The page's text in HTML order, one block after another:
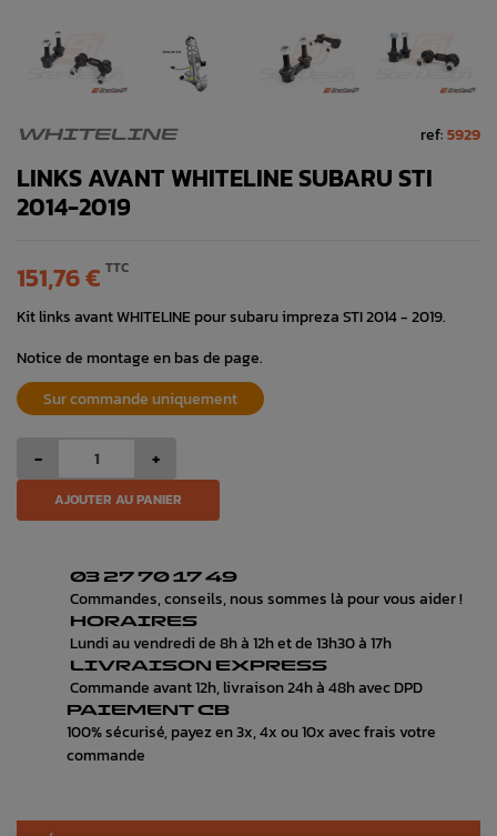
WHITELINE ref:5929
LINKS AVANT WHITELINE SUBARU STI
2014-2019
151,76 € TTC
Kit links avant WHITELINE pour subaru impreza STI 2014 - 2019.
Notice de montage en bas de page.
Sur commande uniquement
- +
AJOUTER AU PANIER
03 27 70 17 49
Commandes, conseils, nous sommes là pour vous aider !
HORAIRES
Lundi au vendredi de 8h à 12h et de 13h30 à 17h
LIVRAISON EXPRESS
Commande avant 12h, livraison 24h à 48h avec DPD
PAIEMENT CB
100% sécurisé, payez en 3x, 4x ou 10x avec frais votre
commande